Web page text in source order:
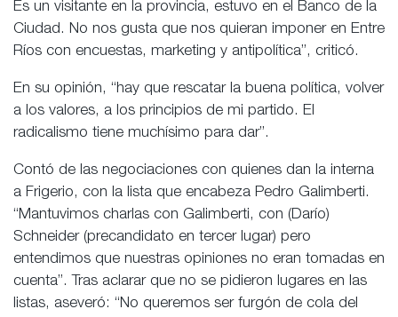
Es un visitante en la provincia, estuvo en el Banco de la
Ciudad. No nos gusta que nos quieran imponer en Entre
Ríos con encuestas, marketing y antipolítica”, criticó.
En su opinión, “hay que rescatar la buena política, volver
a los valores, a los principios de mi partido. El
radicalismo tiene muchísimo para dar”.
Contó de las negociaciones con quienes dan la interna
a Frigerio, con la lista que encabeza Pedro Galimberti.
“Mantuvimos charlas con Galimberti, con (Darío)
Schneider (precandidato en tercer lugar) pero
entendimos que nuestras opiniones no eran tomadas en
cuenta”. Tras aclarar que no se pidieron lugares en las
listas, aseveró: “No queremos ser furgón de cola del